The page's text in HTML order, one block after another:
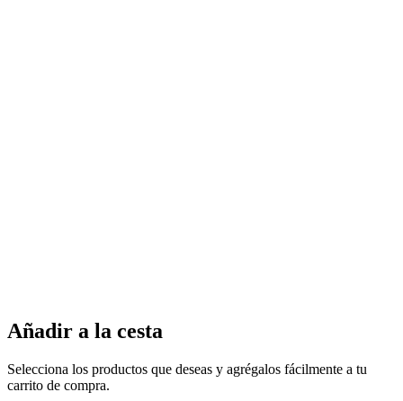
Añadir a la cesta
Selecciona los productos que deseas y agrégalos fácilmente a tu
carrito de compra.